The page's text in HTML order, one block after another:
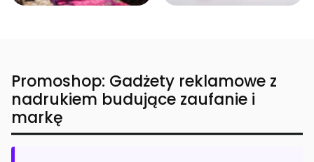
Promoshop: Gadżety reklamowe z
nadrukiem budujące zaufanie i
markę